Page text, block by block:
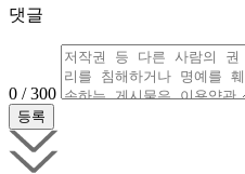
댓글
0 / 300